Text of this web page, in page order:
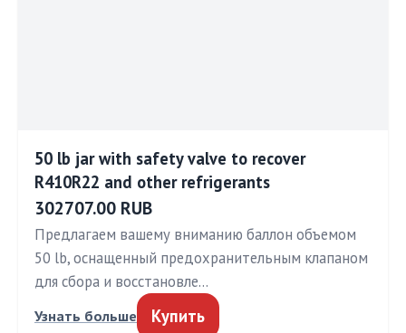
50 lb jar with safety valve to recover
R410R22 and other refrigerants
302707.00 RUB
Предлагаем вашему вниманию баллон объемом
50 lb, оснащенный предохранительным клапаном
для сбора и восстановле…
Узнать больше Купить